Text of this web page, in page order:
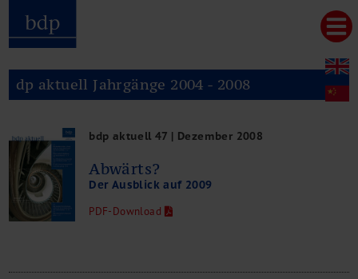
Hauptmenu
Home
bdp aktuell
Über uns
Referenzen
Pressespiegel
Publikationen
Newsletter
Videos
Rechtsberatung
dp aktuell Jahrgänge 2004 - 2008
bdp aktuell 47 | Dezember 2008
Abwärts?
Der Ausblick auf 2009
PDF-Download